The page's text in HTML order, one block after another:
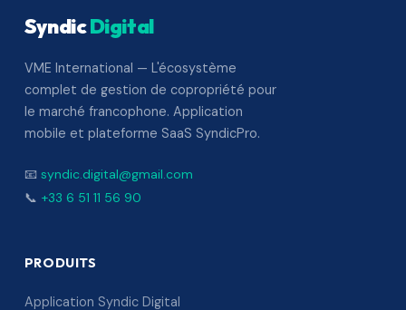
SyndicDigital
VME International — L'écosystème
complet de gestion de copropriété pour
le marché francophone. Application
mobile et plateforme SaaS SyndicPro.
📧 syndic.digital@gmail.com
📞 +33 6 51 11 56 90
PRODUITS
Application Syndic Digital